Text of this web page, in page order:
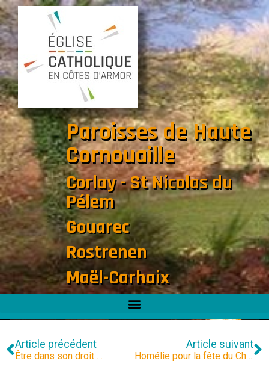
Paroisses de Haute
Cornouaille
Corlay - St Nicolas du
Pélem
Gouarec
Rostrenen
Maël-Carhaix
Article précédent
Être dans son droit …
Article suivant
Homélie pour la fête du Christ Roi 2020